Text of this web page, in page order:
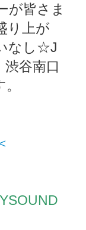
が皆さま
り上が
なし☆J
谷南口